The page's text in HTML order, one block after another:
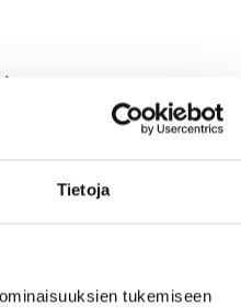
Tietoja
tukemiseen
Itä-
ja